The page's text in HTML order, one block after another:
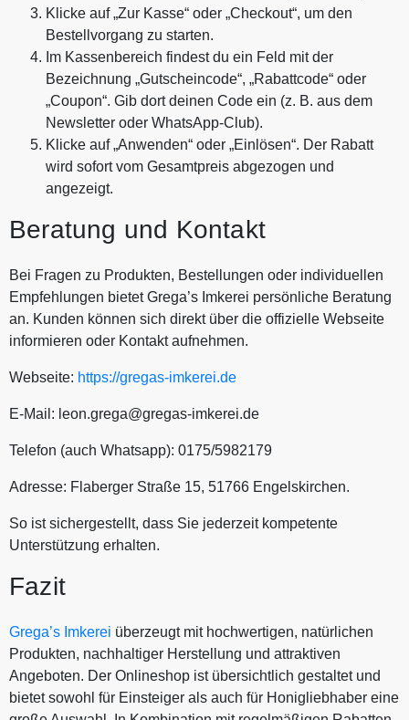
Klicke auf „Zur Kasse“ oder „Checkout“, um den
Bestellvorgang zu starten.
Im Kassenbereich findest du ein Feld mit der
Bezeichnung „Gutscheincode“, „Rabattcode“ oder
„Coupon“. Gib dort deinen Code ein (z. B. aus dem
Newsletter oder WhatsApp-Club).
Klicke auf „Anwenden“ oder „Einlösen“. Der Rabatt
wird sofort vom Gesamtpreis abgezogen und
angezeigt.
Beratung und Kontakt
Bei Fragen zu Produkten, Bestellungen oder individuellen
Empfehlungen bietet Grega’s Imkerei persönliche Beratung
an. Kunden können sich direkt über die offizielle Webseite
informieren oder Kontakt aufnehmen.
Webseite: https://gregas-imkerei.de
E-Mail: leon.grega@gregas-imkerei.de
Telefon (auch Whatsapp): 0175/5982179
Adresse: Flaberger Straße 15, 51766 Engelskirchen.
So ist sichergestellt, dass Sie jederzeit kompetente
Unterstützung erhalten.
Fazit
Grega’s Imkerei überzeugt mit hochwertigen, natürlichen
Produkten, nachhaltiger Herstellung und attraktiven
Angeboten. Der Onlineshop ist übersichtlich gestaltet und
bietet sowohl für Einsteiger als auch für Honigliebhaber eine